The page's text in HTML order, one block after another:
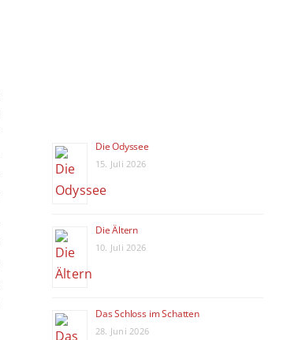
Die Odyssee
15. Juli 2026
Die Ältern
10. Juli 2026
Das Schloss im Schatten
28. Juni 2026